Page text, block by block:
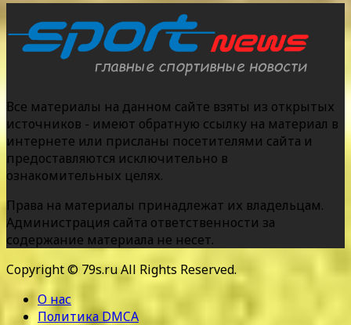
Все материалы на данном сайте взяты из открытых
источников - имеют обратную ссылку на материал в
интернете или присланы посетителями сайта и
предоставляются исключительно в
ознакомительных целях.
Права на материалы принадлежат их владельцам.
Администрация сайта ответственности за
содержание материала не несет.
Copyright © 79s.ru All Rights Reserved.
О нас
Политика DMCA